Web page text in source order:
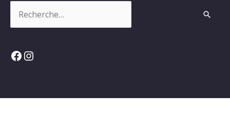
Facebook
Instagram